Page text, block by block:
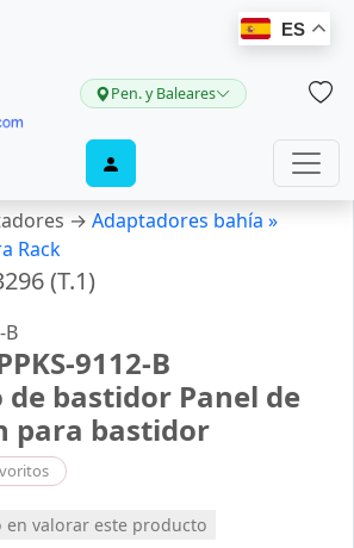
ES
Pen. y Baleares
→ Adaptadores bahía »
Rack
(T.1)
B
9112-B
de bastidor Panel de
para bastidor
en valorar este producto